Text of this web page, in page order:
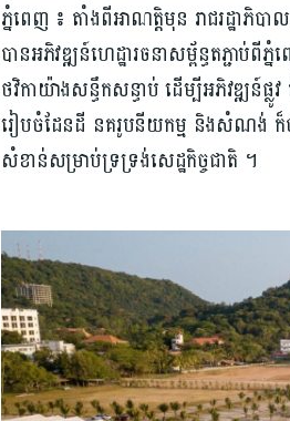
ភ្នំពេញ ៖ តាំងពីអាណត្តិ​មុន រាជរដ្ឋា
បាន​អ​ភិ​​​វឌ្ឍន៍​ហេដ្ឋារចនាសម្ព័ន្ធ​តភ្ជាប់
ថវិកា​​យ៉ាងសន្ធឹកសន្ធាប់​​ ដើម្បីអភិវឌ្ឍន៍ផ្
រៀបចំដែនដី ​​នគរូប​នីយកម្ម និងសំណង់​ ក៏​បា
សំខាន់​សម្រាប់​ទ្រទ្រង់សេដ្ឋកិច្ចជាតិ ។​